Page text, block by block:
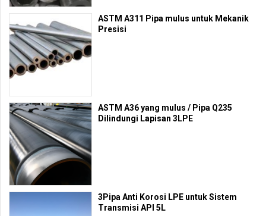
ASTM A311 Pipa mulus untuk Mekanik
Presisi
ASTM A36 yang mulus / Pipa Q235
Dilindungi Lapisan 3LPE
3Pipa Anti Korosi LPE untuk Sistem
Transmisi API 5L